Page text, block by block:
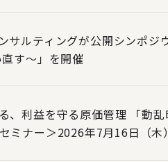
サルティングが公開シンポジ
す～」を開催
、利益を守る原価管理 「動
ミナー＞2026年7月16日（木